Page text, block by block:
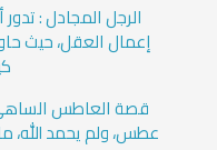
الرجل المجادل :
إعمال العقل، حيث
قصة العاطس الساهي
عطس، ولم يحمد الله،